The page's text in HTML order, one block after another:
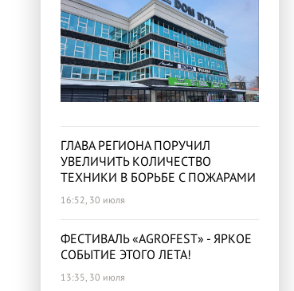
ГЛАВА РЕГИОНА ПОРУЧИЛ
УВЕЛИЧИТЬ КОЛИЧЕСТВО
ТЕХНИКИ В БОРЬБЕ С ПОЖАРАМИ
16:52, 30 июля
ФЕСТИВАЛЬ «AGROFEST» - ЯРКОЕ
СОБЫТИЕ ЭТОГО ЛЕТА!
13:35, 30 июля